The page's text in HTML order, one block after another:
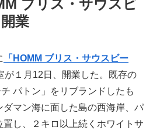
ブリス・サウスビ
業
「HOMM ブリス・サウスビー
が１月12日、開業した。既存の
パトン」をリブランドしたも
マン海に面した島の西海岸、パ
置し、２キロ以上続くホワイトサ